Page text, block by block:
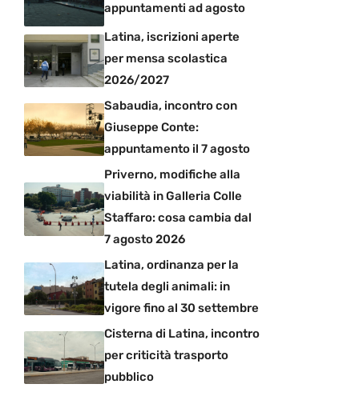
appuntamenti ad agosto
Latina, iscrizioni aperte
per mensa scolastica
2026/2027
Sabaudia, incontro con
Giuseppe Conte:
appuntamento il 7 agosto
Priverno, modifiche alla
viabilità in Galleria Colle
Staffaro: cosa cambia dal
7 agosto 2026
Latina, ordinanza per la
tutela degli animali: in
vigore fino al 30 settembre
Cisterna di Latina, incontro
per criticità trasporto
pubblico